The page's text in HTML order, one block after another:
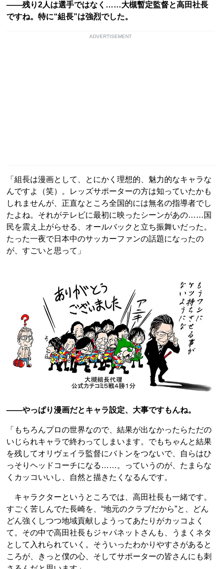
――残り2人は選手ではなく……大槻暫定監督と高田社長
ですね。特に“組長”は強烈でした。
ADVERTISEMENT
「組長は漫画として、とにかく理想的、魅力的なキャラな
んですよ（笑）。レッズサポーターの方は知っていたかも
しれませんが、正直なところ全国的には無名の指導者でし
たよね。それがテレビに最初に映ったシーンがあの……国
民を震え上がらせる、オールバックと立ち振舞いだった。
たった一夜で日本中のサッカーファンの話題になったの
が、すごいと思って」
――やっぱり漫画だとキャラ設定、大事ですもんね。
「もちろんプロの世界なので、結果が出なかったらただの
いじられキャラで終わってしまいます。でもちゃんと結果
を残してオリヴェイラ監督にバトンをつないで、自らはひ
っそりヘッドコーチになる……。っていうのが、たまらな
くカッコいいし、自然と描きたくなるんです。
キャラクターというところでは、高田社長も一緒です。
すごく苦しんでた長崎を、“地元のクラブだから”と、どん
どん強くしつつ地域貢献しようってあたりがカッコよく
て。その中で高田社長もジャパネットさんも、うまくネタ
として入れられていく。そういったわかりやすさがあると
ころが、きっと僕の心、そしてサポーターの皆さんにも刺